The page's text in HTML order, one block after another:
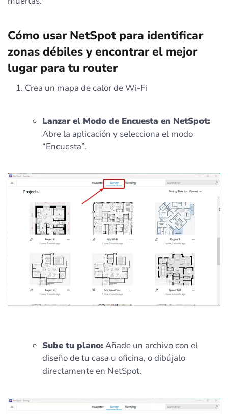
Cómo usar NetSpot para identificar
zonas débiles y encontrar el mejor
lugar para tu router
Crea un mapa de calor de Wi-Fi
Lanzar el Modo de Encuesta en NetSpot:
Abre la aplicación y selecciona el modo
“Encuesta”.
Sube tu plano: Añade un archivo con el
diseño de tu casa u oficina, o dibújalo
directamente en NetSpot.